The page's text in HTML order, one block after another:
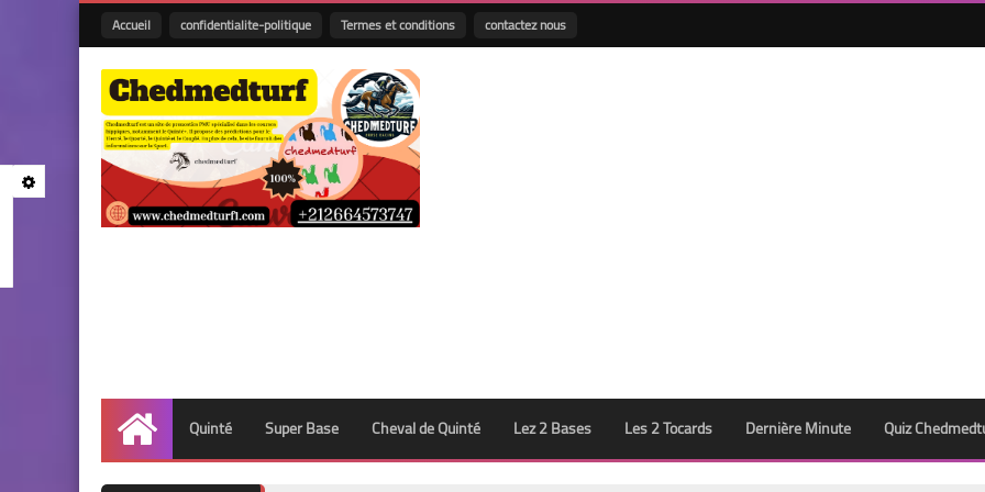
Accueil confidentialite-politique Termes et conditions contactez nous
Accueil
Quinté Super Base Cheval de Quinté Lez 2 Bases Les 2 Tocards Dernière Minute Quiz